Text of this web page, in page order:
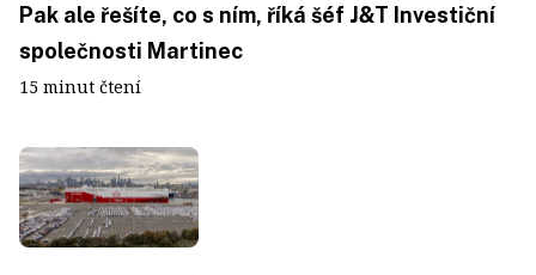
Pak ale řešíte, co s ním, říká šéf J&T Investiční
společnosti Martinec
15 minut čtení